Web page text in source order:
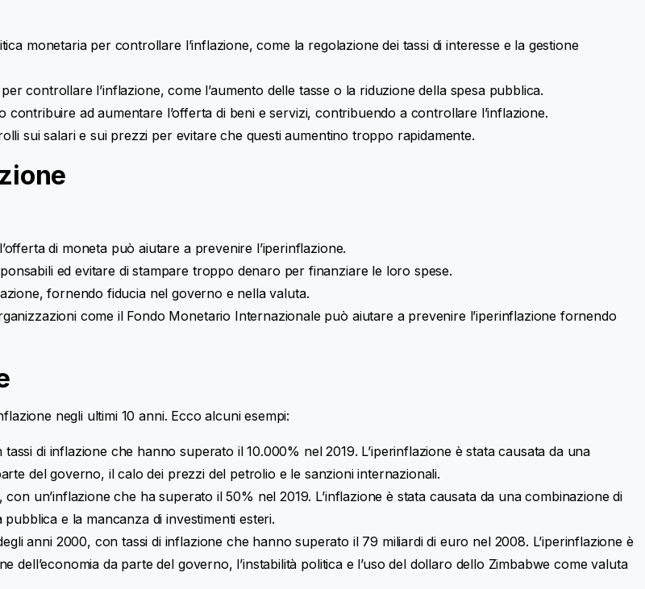
monetaria per controllare l’inflazione, come la regolazione dei tassi di interesse e la gestione
controllare l’inflazione, come l’aumento delle tasse o la riduzione della spesa pubblica.
contribuire ad aumentare l’offerta di beni e servizi, contribuendo a controllare l’inflazione.
sui salari e sui prezzi per evitare che questi aumentino troppo rapidamente.
di moneta può aiutare a prevenire l’iperinflazione.
ed evitare di stampare troppo denaro per finanziare le loro spese.
fornendo fiducia nel governo e nella valuta.
come il Fondo Monetario Internazionale può aiutare a prevenire l’iperinflazione fornendo
negli ultimi 10 anni. Ecco alcuni esempi:
di inflazione che hanno superato il 10.000% nel 2019. L’iperinflazione è stata causata da una
del governo, il calo dei prezzi del petrolio e le sanzioni internazionali.
un’inflazione che ha superato il 50% nel 2019. L’inflazione è stata causata da una combinazione di
e la mancanza di investimenti esteri.
anni 2000, con tassi di inflazione che hanno superato il 79 miliardi di euro nel 2008. L’iperinflazione è
da parte del governo, l’instabilità politica e l’uso del dollaro dello Zimbabwe come valuta